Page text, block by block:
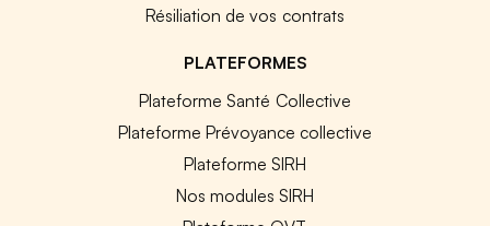
Résiliation de vos contrats
PLATEFORMES
Plateforme Santé Collective
Plateforme Prévoyance collective
Plateforme SIRH
Nos modules SIRH